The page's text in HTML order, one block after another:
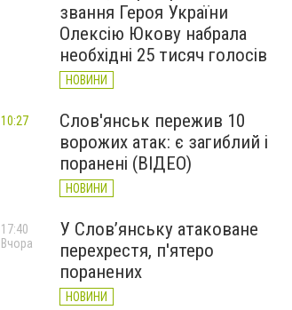
звання Героя України
Олексію Юкову набрала
необхідні 25 тисяч голосів
НОВИНИ
Слов'янськ пережив 10
ворожих атак: є загиблий і
поранені (ВІДЕО)
НОВИНИ
10:27
У Слов’янську атаковане
перехрестя, п'ятеро
поранених
НОВИНИ
17:40
Вчора